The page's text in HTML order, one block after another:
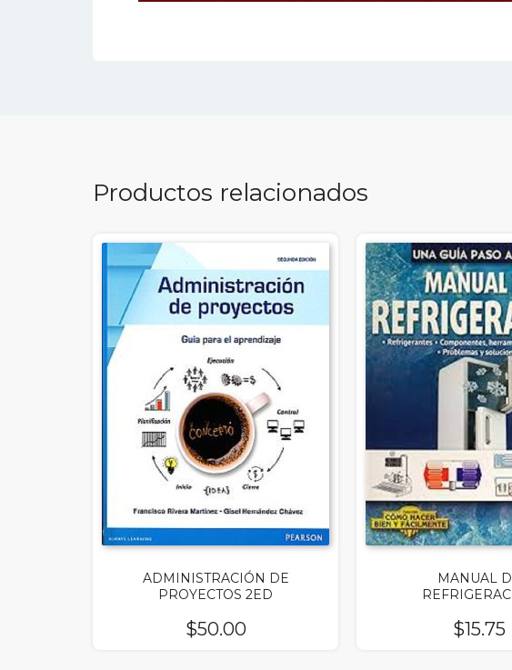
Productos relacionados
ADMINISTRACIÓN DE
PROYECTOS 2ED
$50.00
MANUAL
$15.75